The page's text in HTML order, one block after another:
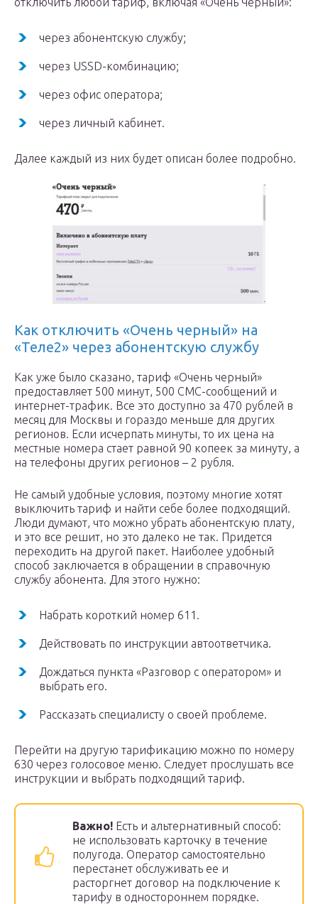
через абонентскую службу;
через USSD-комбинацию;
через офис оператора;
через личный кабинет.
Далее каждый из них будет описан более подробно.
Как отключить «Очень черный» на
«Теле2» через абонентскую службу
Как уже было сказано, тариф «Очень черный»
предоставляет 500 минут, 500 СМС-сообщений и
интернет-трафик. Все это доступно за 470 рублей в
месяц для Москвы и гораздо меньше для других
регионов. Если исчерпать минуты, то их цена на
местные номера стает равной 90 копеек за минуту, а
на телефоны других регионов – 2 рубля.
Не самый удобные условия, поэтому многие хотят
выключить тариф и найти себе более подходящий.
Люди думают, что можно убрать абонентскую плату,
и это все решит, но это далеко не так. Придется
переходить на другой пакет. Наиболее удобный
способ заключается в обращении в справочную
службу абонента. Для этого нужно:
Набрать короткий номер 611.
Действовать по инструкции автоответчика.
Дождаться пункта «Разговор с оператором» и
выбрать его.
Рассказать специалисту о своей проблеме.
Перейти на другую тарификацию можно по номеру
630 через голосовое меню. Следует прослушать все
инструкции и выбрать подходящий тариф.
Важно! Есть и альтернативный способ:
не использовать карточку в течение
полугода. Оператор самостоятельно
перестанет обслуживать ее и
расторгнет договор на подключение к
тарифу в одностороннем порядке.